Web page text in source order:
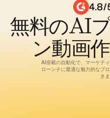
4.8/
無料のAI
ン動画
AI搭載の自動化で、マーケテ
ローンチに最適な魅力的なプ
きま
ナレッジベース
AIアバター
ブランドキット
共有ページ
AI画面録画